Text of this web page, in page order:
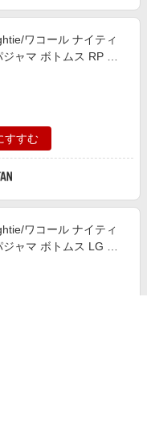
ワコール ナイティ
ャマ ボトムス RP ル
すすむ
ワコール ナイティ
ャマ ボトムス LG ル